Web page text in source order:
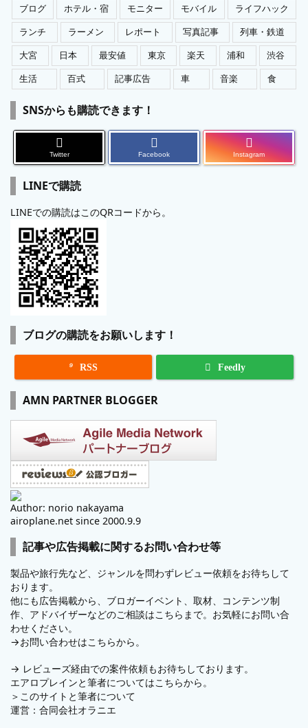
ブログ
ホテル・宿 モニター モバイル
ライフハック
ランチ
ラーメン レポート 写真記事
列車・鉄道
大宮
日本 最安値 東京 楽天 浦和
渋谷
生活
百式 記事広告 車 音楽 食
SNSからも購読できます！
Twitter Facebook Instagram
LINEで購読
LINEでの購読はこのQRコードから。
ブログの購読をお願いします！
 RSS Feedly
AMN PARTNER BLOGGER
Author: norio nakayama
airoplane.net since 2000.9.9
記事や広告掲載に関するお問い合わせ等
製品や旅行先など、ジャンルを問わずレビュー依頼をお待ちして
おります。
他にも広告掲載から、ブロガーイベント、取材、コンテンツ制
作、アドバイザーなどのご相談はこちらまで。お気軽にお問い合
わせください。
→お問い合わせはこちらから。
→ レビューズ経由での案件依頼もお待ちしております。
エアロプレインと筆者についてはこちらから。
＞ このサイトと筆者について
運営： 合同会社オラニエ